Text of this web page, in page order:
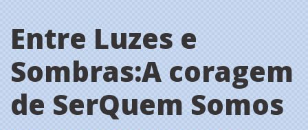
Entre Luzes e
Sombras:A coragem
de SerQuem Somos